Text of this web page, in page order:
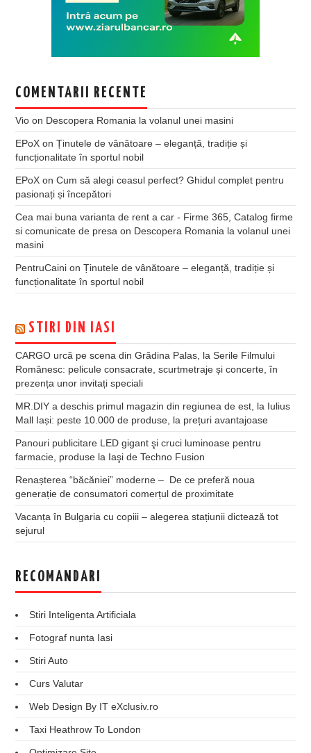
COMENTARII RECENTE
Vio on Descopera Romania la volanul unei masini
EPoX onȚinutele de vânătoare – eleganță, tradiție și
funcționalitate în sportul nobil
EPoX onCum să alegi ceasul perfect? Ghidul complet pentru
pasionați și începători
Cea mai buna varianta de rent a car - Firme 365, Catalog firme
si comunicate de presa on Descopera Romania la volanul unei
masini
PentruCaini onȚinutele de vânătoare – eleganță, tradiție și
funcționalitate în sportul nobil
STIRI DIN IASI
CARGO urcă pe scena din Grădina Palas, la Serile Filmului
Românesc: pelicule consacrate, scurtmetraje și concerte, în
prezența unor invitați speciali
MR.DIY a deschis primul magazin din regiunea de est, la Iulius
Mall Iași: peste 10.000 de produse, la prețuri avantajoase
Panouri publicitare LED gigant şi cruci luminoase pentru
farmacie, produse la Iaşi de Techno Fusion
Renașterea “băcăniei” moderne – De ce preferă noua
generație de consumatori comerțul de proximitate
Vacanța în Bulgaria cu copiii – alegerea stațiunii dictează tot
sejurul
RECOMANDARI
Stiri Inteligenta Artificiala
Fotograf nunta Iasi
Stiri Auto
Curs Valutar
Web Design By IT eXclusiv.ro
Taxi Heathrow To London